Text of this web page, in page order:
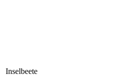
Inselbeete